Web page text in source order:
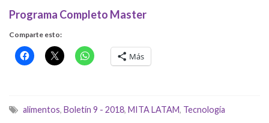
Programa Completo Master
Comparte esto:
Más
alimentos, Boletín 9 - 2018, MITA LATAM, Tecnología